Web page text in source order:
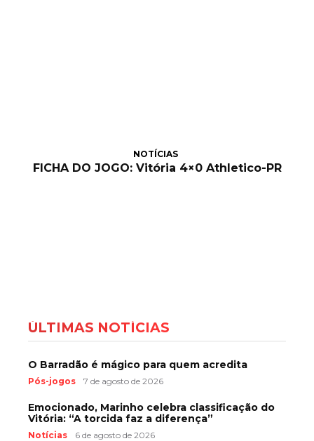
NOTÍCIAS
FICHA DO JOGO: Vitória 4×0 Athletico-PR
ÚLTIMAS NOTÍCIAS
O Barradão é mágico para quem acredita
Pós-jogos 7 de agosto de 2026
Emocionado, Marinho celebra classificação do
Vitória: “A torcida faz a diferença”
Notícias 6 de agosto de 2026